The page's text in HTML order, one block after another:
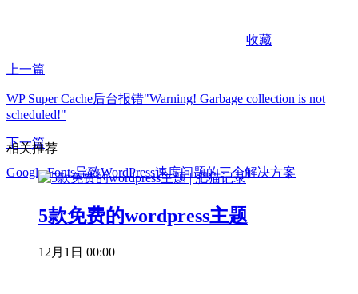
收藏
上一篇
WP Super Cache后台报错"Warning! Garbage collection is not
scheduled!"
下一篇
Google Fonts导致WordPress速度问题的三个解决方案
相关推荐
5款免费的wordpress主题
12月1日 00:00